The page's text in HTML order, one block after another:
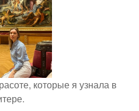
которые я узнала в